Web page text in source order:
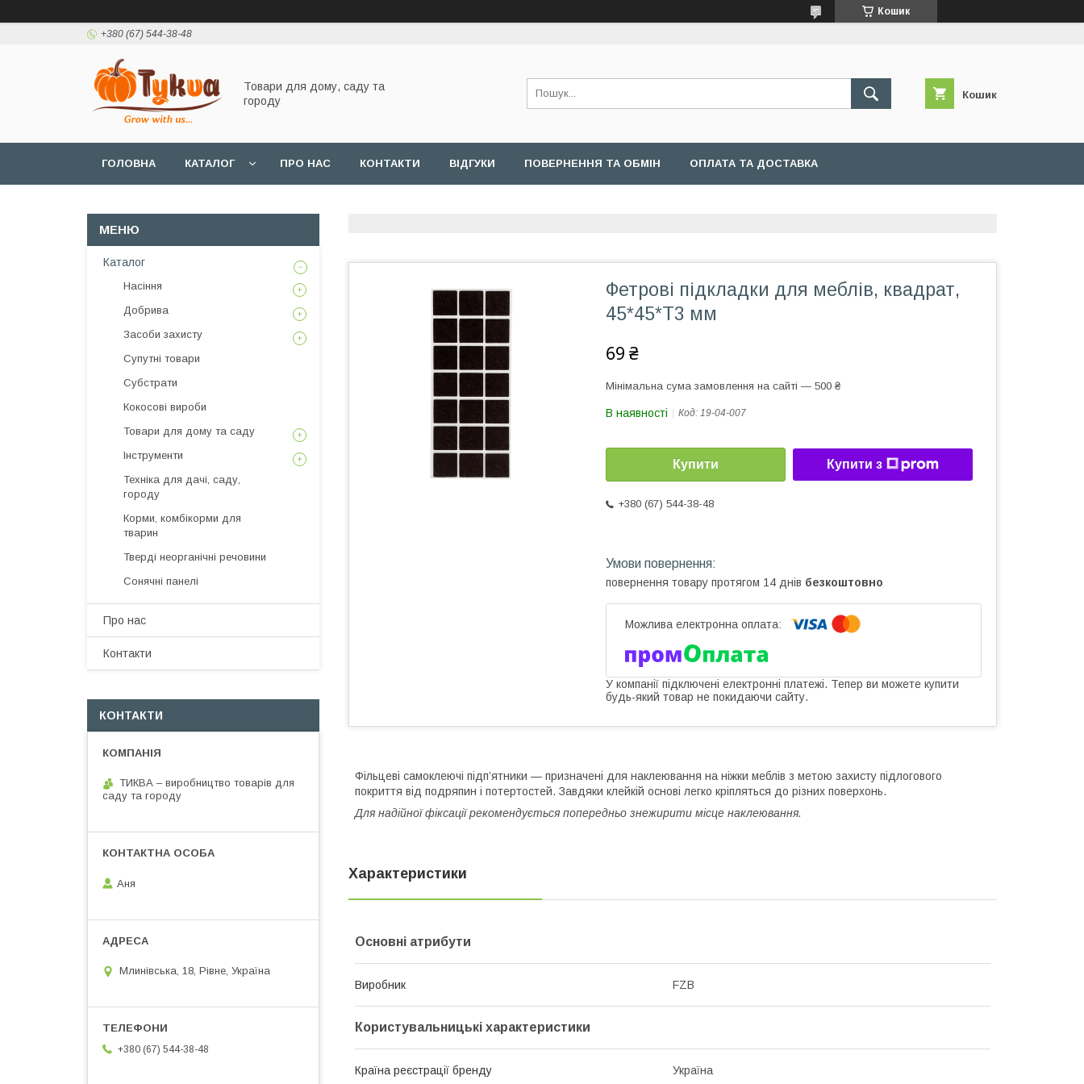
Кошик
+380 (67) 544-38-48
Товари для дому, саду та
городу
Кошик
ГОЛОВНА КАТАЛОГ ПРО НАС КОНТАКТИ ВІДГУКИ ПОВЕРНЕННЯ ТА ОБМІН ОПЛАТА ТА ДОСТАВКА
Фетрові підкладки для меблів, квадрат,
45*45*T3 мм
69 ₴
Мінімальна сума замовлення на сайті — 500 ₴
В наявності Код: 19-04-007
Купити Купити з
+380 (67) 544-38-48
повернення товару протягом 14 днів безкоштовно
У компанії підключені електронні платежі. Тепер ви можете купити
будь-який товар не покидаючи сайту.
Фільцеві самоклеючі підп’ятники — призначені для наклеювання на ніжки меблів з метою захисту підлогового
покриття від подряпин і потертостей. Завдяки клейкій основі легко кріпляться до різних поверхонь.
Для надійної фіксації рекомендується попередньо знежирити місце наклеювання.
Характеристики
Основні атрибути
Виробник FZB
Користувальницькі характеристики
Країна реєстрації бренду Україна
Каталог
Насіння
Добрива
Засоби захисту
Супутні товари
Субстрати
Кокосові вироби
Товари для дому та саду
Інструменти
Техніка для дачі, саду,
городу
Корми, комбікорми для
тварин
Тверді неорганічні речовини
Сонячні панелі
Про нас
Контакти
КОНТАКТИ
ТИКВА – виробництво товарів для
саду та городу
Аня
Млинівська, 18, Рівне, Україна
+380 (67) 544-38-48